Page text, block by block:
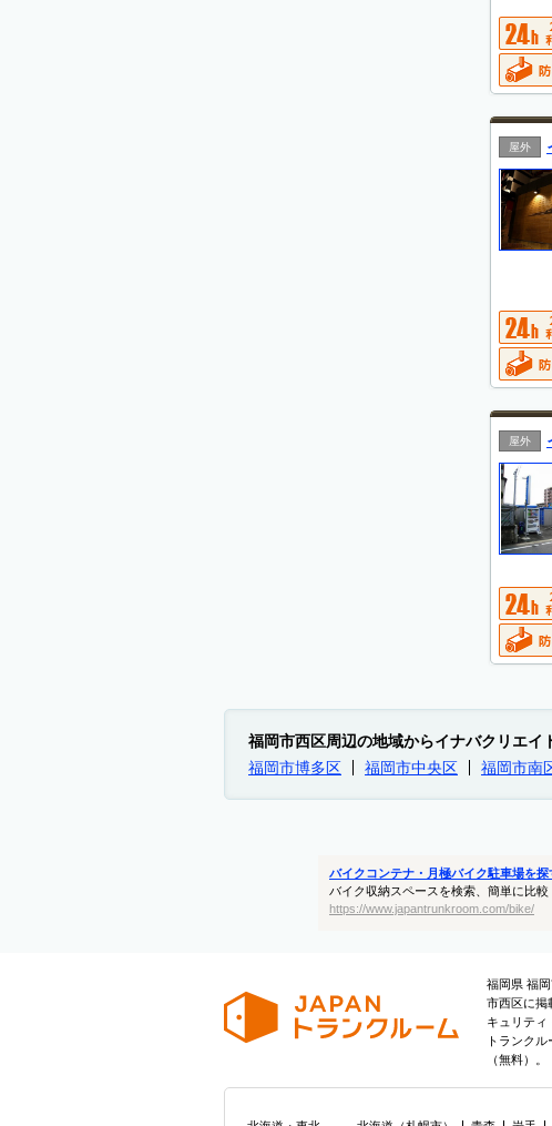
屋外
屋外
福岡市西区周辺の地域からイナバクリエイ
福岡市博多区
福岡市中央区 福岡市南
バイクコンテナ・月極バイク駐車場を探
バイク収納スペースを検索、簡単に比較
https://www.japantrunkroom.com/bike/
福岡県 福
市西区に掲
キュリティ
トランク
（無料）。